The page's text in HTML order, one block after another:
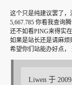
这个只是纯建议罢了，
5,667.785 你看我查询
还不如看PING来得实
如果是站长还是请麻烦
希望你们站能办好点
Liwen 于